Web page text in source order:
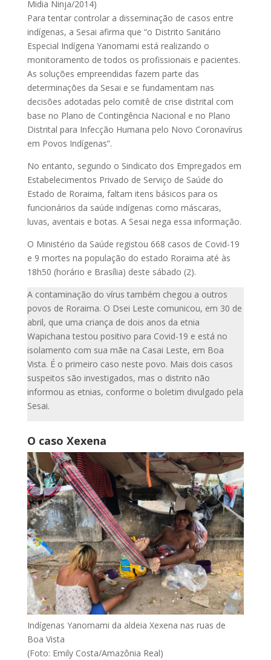
Midia Ninja/2014)
Para tentar controlar a disseminação de casos entre
indígenas, a Sesai afirma que “o Distrito Sanitário
Especial Indígena Yanomami está realizando o
monitoramento de todos os profissionais e pacientes.
As soluções empreendidas fazem parte das
determinações da Sesai e se fundamentam nas
decisões adotadas pelo comitê de crise distrital com
base no Plano de Contingência Nacional e no Plano
Distrital para Infecção Humana pelo Novo Coronavírus
em Povos Indígenas”.
No entanto, segundo o Sindicato dos Empregados em
Estabelecimentos Privado de Serviço de Saúde do
Estado de Roraima, faltam itens básicos para os
funcionários da saúde indígenas como máscaras,
luvas, aventais e botas. A Sesai nega essa informação.
O Ministério da Saúde registou 668 casos de Covid-19
e 9 mortes na população do estado Roraima até às
18h50 (horário e Brasília) deste sábado (2).
A contaminação do vírus também chegou a outros
povos de Roraima. O Dsei Leste comunicou, em 30 de
abril, que uma criança de dois anos da etnia
Wapichana testou positivo para Covid-19 e está no
isolamento com sua mãe na Casai Leste, em Boa
Vista. É o primeiro caso neste povo. Mais dois casos
suspeitos são investigados, mas o distrito não
informou as etnias, conforme o boletim divulgado pela
Sesai.
O caso Xexena
Indígenas Yanomami da aldeia Xexena nas ruas de
Boa Vista
(Foto: Emily Costa/Amazônia Real)